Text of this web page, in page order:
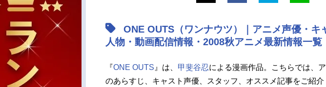
声優記事一覧 男性声優/女性声優一
ONE OUTS（ワンナウツ）｜アニメ声優・キ
人物・動画配信情報・2008秋アニメ最新情報一覧
『ONE OUTS 』は、 甲斐谷忍による漫画作品。こちらでは、
のあらすじ、キャスト声優、スタッフ、オススメ記事をご紹介